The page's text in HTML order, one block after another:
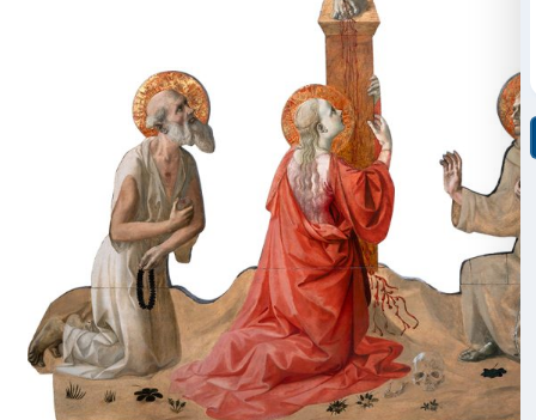
L’incontro si svolge a Palazzo Antinori (piazza